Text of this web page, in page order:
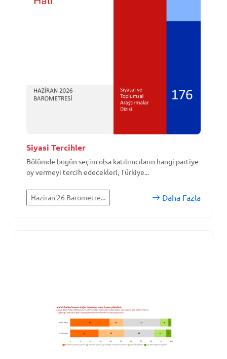
Siyasi Tercihler
Bölümde bugün seçim olsa katılımcıların hangi partiye
oy vermeyi tercih edecekleri, Türkiye...
Haziran'26 Barometre... Daha Fazla